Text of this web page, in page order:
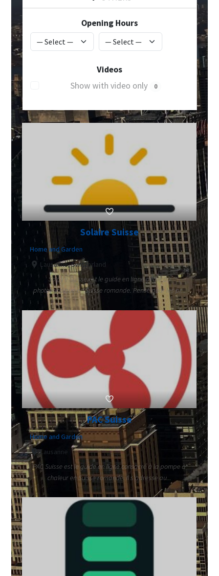
Opening Hours
Videos
Show with video only
0
Solaire Suisse
Home and Garden
Lausanne, Switzerland
Solaire Suisse est le guide en ligne dédié au
photovoltaïque en Suisse romande. Pensé pour les pr...
PAC Suisse
Home and Garden
Lausanne
PAC Suisse est le guide en ligne consacré à la pompe à
chaleur en Suisse romande. Il s'adresse au...